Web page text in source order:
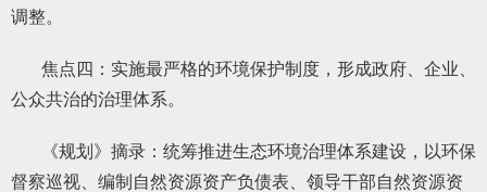
调整。
焦点四：实施最严格的环境保护制度，形成政府、企业、
公众共治的治理体系。
《规划》摘录：统筹推进生态环境治理体系建设，以环保
督察巡视、编制自然资源资产负债表、领导干部自然资源资